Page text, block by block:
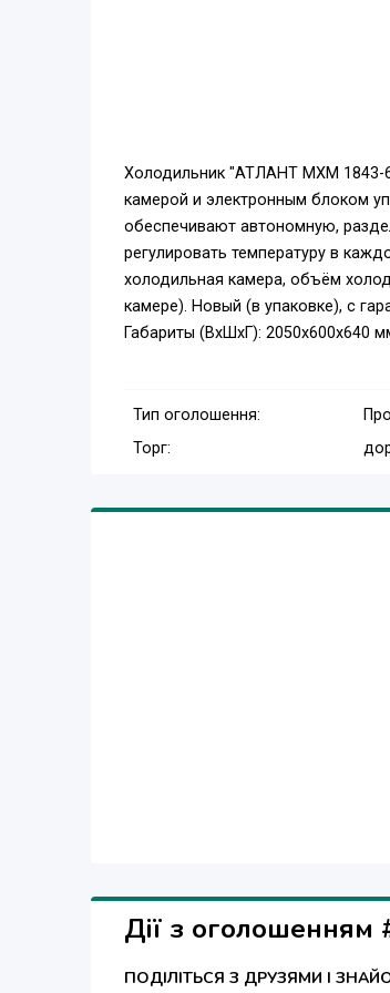
Холодильник "АТЛАНТ МХМ 1843-
камерой и электронным блоком
обеспечивают автономную,
регулировать температуру в
холодильная камера, объём
камере). Новый (в упаковке), с
Габариты (ВхШхГ): 2050х600х640
Тип оголошення:
Торг:
Дії з оголошенням
ПОДІЛІТЬСЯ З ДРУЗЯМИ І